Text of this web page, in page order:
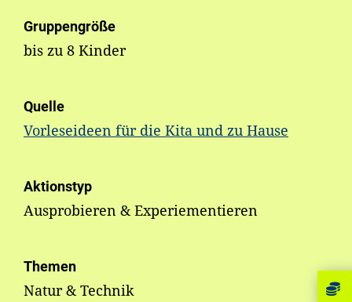
Gruppengröße
bis zu 8 Kinder
Quelle
Vorleseideen für die Kita und zu Hause
Aktionstyp
Ausprobieren & Experiementieren
Themen
Natur & Technik